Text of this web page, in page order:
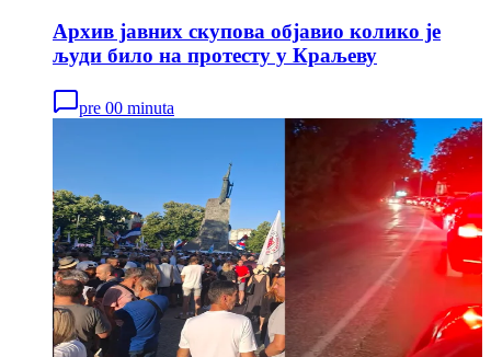
Архив јавних скупова објавио колико је
људи било на протесту у Краљеву
pre 00 minuta